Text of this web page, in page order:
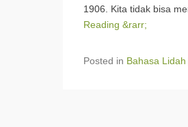
1906. Kita tidak bisa
Reading &rarr;
Posted in Bahasa Lidah